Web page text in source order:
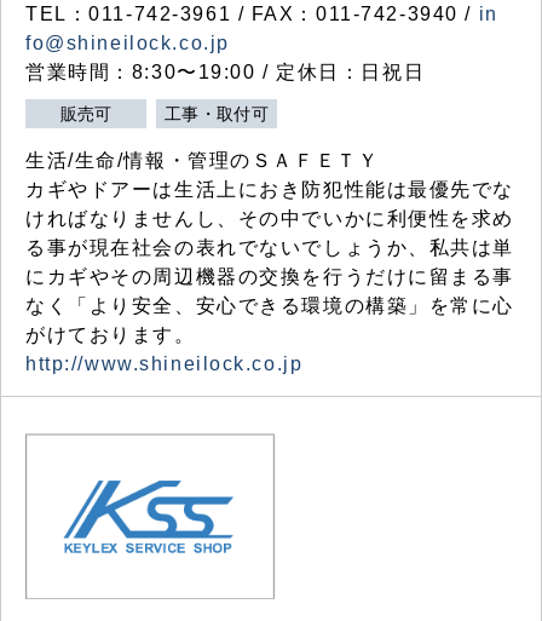
TEL：011-742-3961 / FAX：011-742-3940 / in
fo@shineilock.co.jp
営業時間：8:30〜19:00 / 定休日：日祝日
販売可 工事・取付可
生活/生命/情報・管理のＳＡＦＥＴＹ
カギやドアーは生活上におき防犯性能は最優先でな
ければなりませんし、その中でいかに利便性を求め
る事が現在社会の表れでないでしょうか、私共は単
にカギやその周辺機器の交換を行うだけに留まる事
なく「より安全、安心できる環境の構築」を常に心
がけております。
http://www.shineilock.co.jp